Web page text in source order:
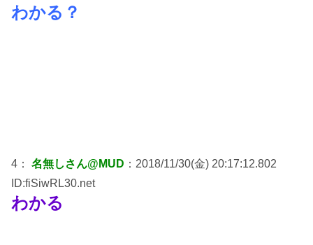
わかる？
4： 名無しさん@MUD ：2018/11/30(金) 20:17:12.802
ID:fiSiwRL30.net
わかる